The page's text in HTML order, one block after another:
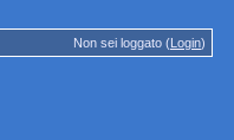
Non sei loggato (Login)